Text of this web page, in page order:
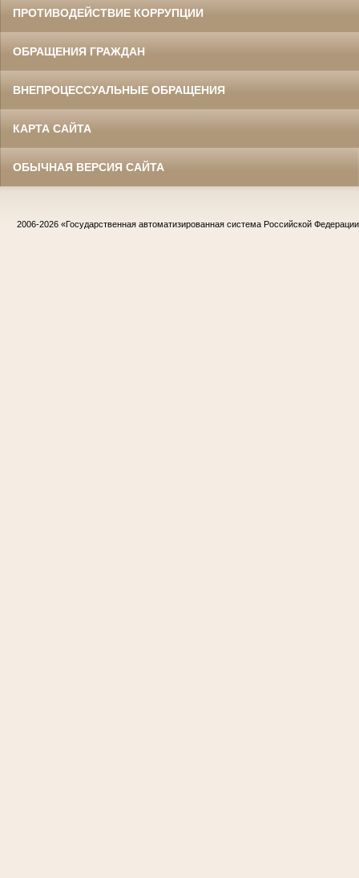
ПРОТИВОДЕЙСТВИЕ КОРРУПЦИИ
ОБРАЩЕНИЯ ГРАЖДАН
ВНЕПРОЦЕССУАЛЬНЫЕ ОБРАЩЕНИЯ
КАРТА САЙТА
ОБЫЧНАЯ ВЕРСИЯ САЙТА
2006-2026 «Государственная автоматизированная система Российской